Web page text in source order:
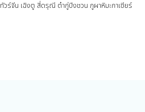
ทัวร์จีน เฉิงตู สี่ดรุณี ต๋ากู่ปิงชวน ภูผาหิมะกาเซียร์